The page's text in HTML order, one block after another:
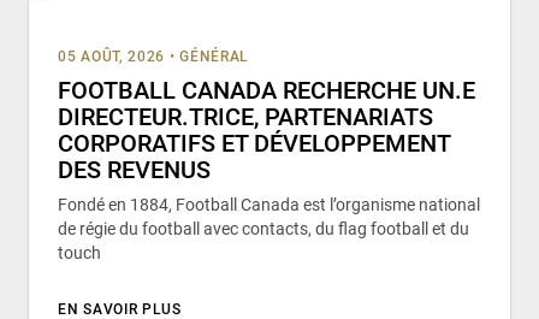
05 AOÛT, 2026 • GÉNÉRAL
FOOTBALL CANADA RECHERCHE UN.E
DIRECTEUR.TRICE, PARTENARIATS
CORPORATIFS ET DÉVELOPPEMENT
DES REVENUS
Fondé en 1884, Football Canada est l’organisme national
de régie du football avec contacts, du flag football et du
touch
EN SAVOIR PLUS